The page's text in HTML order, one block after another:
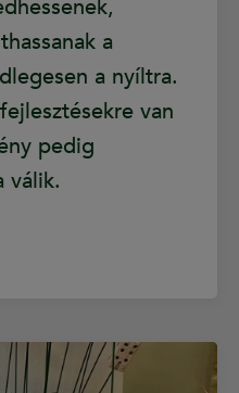
a
a nyíltra.
van
pedig
válik.